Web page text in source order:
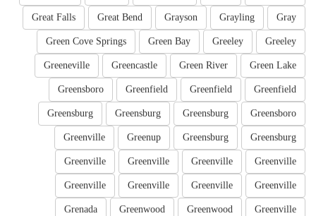
Gray
Grayling
Grayson
Great Bend
Great Falls
Greeley
Greeley
Green Bay
Green Cove Springs
Green Lake
Green River
Greencastle
Greeneville
Greenfield
Greenfield
Greenfield
Greensboro
Greensboro
Greensburg
Greensburg
Greensburg
Greensburg
Greensburg
Greenup
Greenville
Greenville
Greenville
Greenville
Greenville
Greenville
Greenville
Greenville
Greenville
Greenville
Greenwood
Greenwood
Grenada